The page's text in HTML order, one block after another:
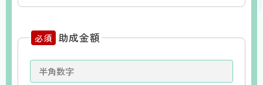
必須 助成金額